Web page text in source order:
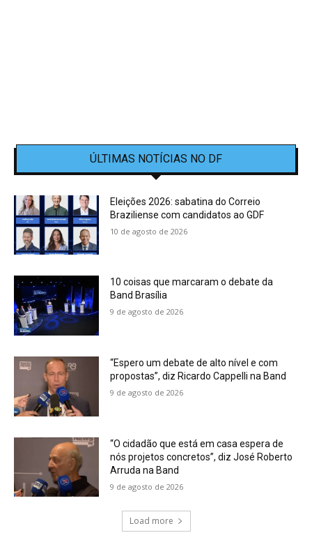
ÚLTIMAS NOTÍCIAS NO DF
Eleições 2026: sabatina do Correio
Braziliense com candidatos ao GDF
10 de agosto de 2026
10 coisas que marcaram o debate da
Band Brasília
9 de agosto de 2026
“Espero um debate de alto nível e com
propostas”, diz Ricardo Cappelli na Band
9 de agosto de 2026
“O cidadão que está em casa espera de
nós projetos concretos”, diz José Roberto
Arruda na Band
9 de agosto de 2026
Load more